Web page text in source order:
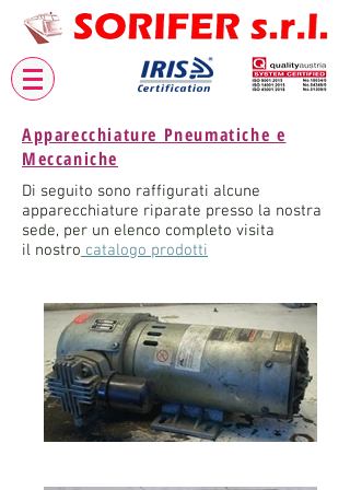
Apparecchiature Pneumatiche e
Meccaniche
Di seguito sono raffigurati alcune
apparecchiature riparate presso la nostra
sede, per un elenco completo visita
il nostro catalogo prodotti